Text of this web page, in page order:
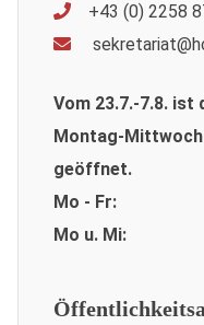
+43 (0) 2258
Vom 23.7.-7.8.
Montag-Mittwoch
geöffnet.
Mo - Fr:
Mo u. Mi: